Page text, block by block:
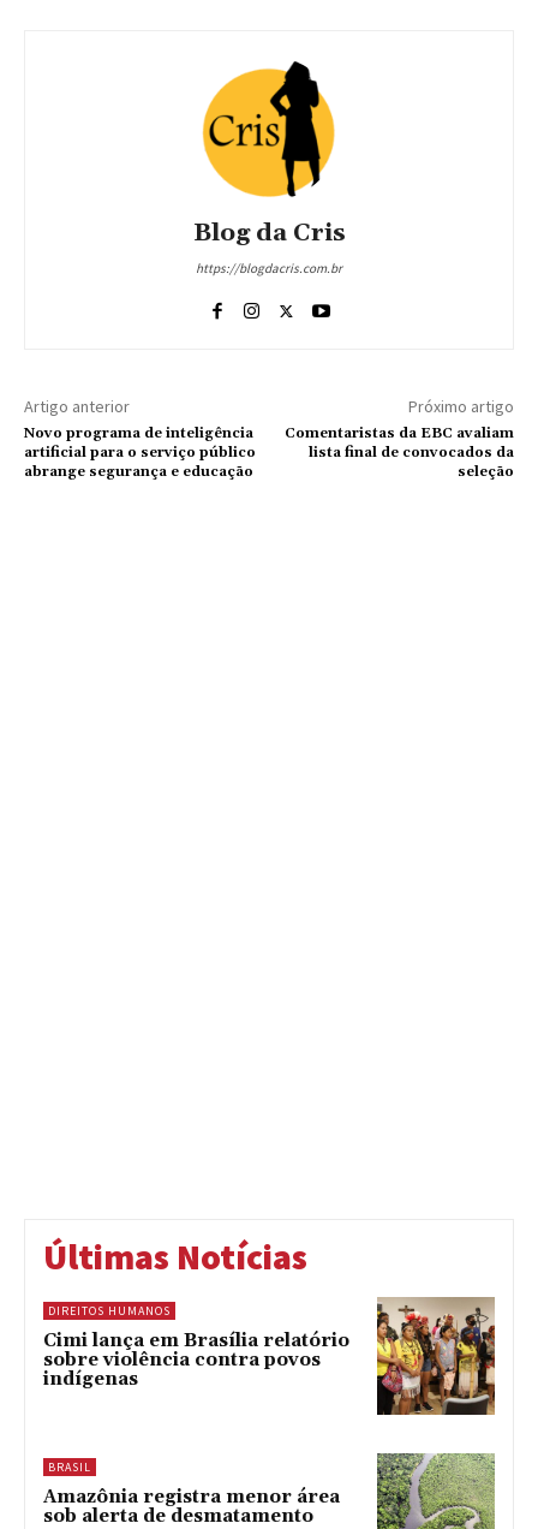
Blog da Cris
https://blogdacris.com.br
Artigo anterior
Novo programa de inteligência
artificial para o serviço público
abrange segurança e educação
Próximo artigo
Comentaristas da EBC avaliam
lista final de convocados da
seleção
Últimas Notícias
DIREITOS HUMANOS
Cimi lança em Brasília relatório
sobre violência contra povos
indígenas
BRASIL
Amazônia registra menor área
sob alerta de desmatamento